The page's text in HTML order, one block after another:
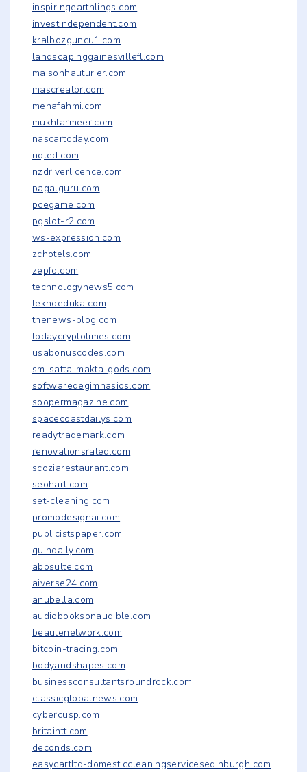
inspiringearthlings.com
investindependent.com
kralbozguncu1.com
landscapinggainesvillefl.com
maisonhauturier.com
mascreator.com
menafahmi.com
mukhtarmeer.com
nascartoday.com
nqted.com
nzdriverlicence.com
pagalguru.com
pcegame.com
pgslot-r2.com
ws-expression.com
zchotels.com
zepfo.com
technologynews5.com
teknoeduka.com
thenews-blog.com
todaycryptotimes.com
usabonuscodes.com
sm-satta-makta-gods.com
softwaredegimnasios.com
soopermagazine.com
spacecoastdailys.com
readytrademark.com
renovationsrated.com
scoziarestaurant.com
seohart.com
set-cleaning.com
promodesignai.com
publicistspaper.com
quindaily.com
abosulte.com
aiverse24.com
anubella.com
audiobooksonaudible.com
beautenetwork.com
bitcoin-tracing.com
bodyandshapes.com
businessconsultantsroundrock.com
classicglobalnews.com
cybercusp.com
britaintt.com
deconds.com
easycartltd-domesticcleaningservicesedinburgh.com